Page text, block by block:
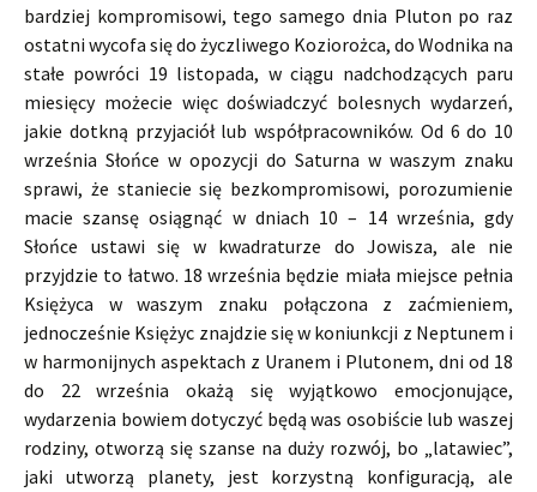
bardziej kompromisowi, tego samego dnia Pluton po raz
ostatni wycofa się do życzliwego Koziorożca, do Wodnika na
stałe powróci 19 listopada, w ciągu nadchodzących paru
miesięcy możecie więc doświadczyć bolesnych wydarzeń,
jakie dotkną przyjaciół lub współpracowników. Od 6 do 10
września Słońce w opozycji do Saturna w waszym znaku
sprawi, że staniecie się bezkompromisowi, porozumienie
macie szansę osiągnąć w dniach 10 – 14 września, gdy
Słońce ustawi się w kwadraturze do Jowisza, ale nie
przyjdzie to łatwo. 18 września będzie miała miejsce pełnia
Księżyca w waszym znaku połączona z zaćmieniem,
jednocześnie Księżyc znajdzie się w koniunkcji z Neptunem i
w harmonijnych aspektach z Uranem i Plutonem, dni od 18
do 22 września okażą się wyjątkowo emocjonujące,
wydarzenia bowiem dotyczyć będą was osobiście lub waszej
rodziny, otworzą się szanse na duży rozwój, bo „latawiec”,
jaki utworzą planety, jest korzystną konfiguracją, ale